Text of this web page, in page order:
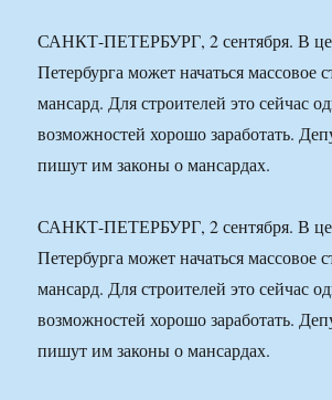
САНКТ-ПЕТЕРБУРГ, 2 сентября. В
Петербурга может начаться массовое
мансард. Для строителей это сейчас
возможностей хорошо заработать.
пишут им законы о мансардах.
САНКТ-ПЕТЕРБУРГ, 2 сентября. В
Петербурга может начаться массовое
мансард. Для строителей это сейчас
возможностей хорошо заработать.
пишут им законы о мансардах.